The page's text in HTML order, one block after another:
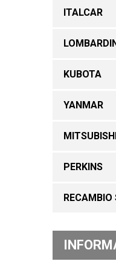
ITALCAR
KUBOTA
YANMAR
PERKINS
RECAMBIO